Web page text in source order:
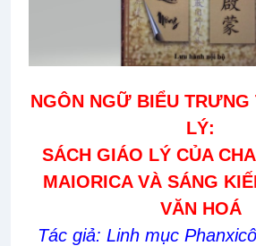
NGÔN NGỮ BIỂU TRƯNG
LÝ:
SÁCH GIÁO LÝ CỦA
MAIORICA VÀ SÁNG
VĂN HOÁ
Tác giả: Linh mục